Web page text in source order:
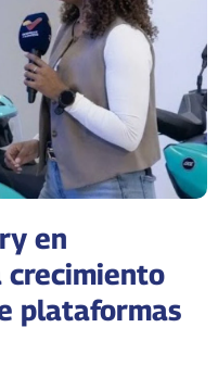
en
crecimiento
plataformas